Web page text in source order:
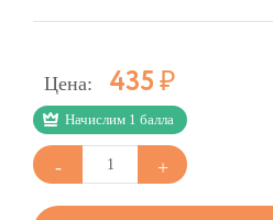
Цена: 435 Р
Начислим 1 балла